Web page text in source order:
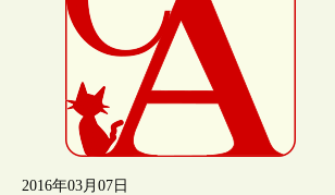
2016年03月07日